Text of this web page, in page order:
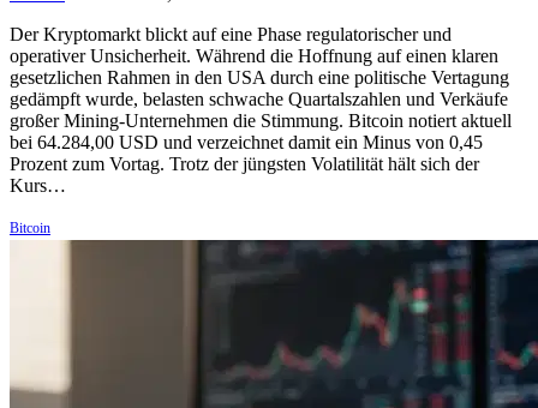
Der Kryptomarkt blickt auf eine Phase regulatorischer und
operativer Unsicherheit. Während die Hoffnung auf einen klaren
gesetzlichen Rahmen in den USA durch eine politische Vertagung
gedämpft wurde, belasten schwache Quartalszahlen und Verkäufe
großer Mining-Unternehmen die Stimmung. Bitcoin notiert aktuell
bei 64.284,00 USD und verzeichnet damit ein Minus von 0,45
Prozent zum Vortag. Trotz der jüngsten Volatilität hält sich der
Kurs…
Bitcoin